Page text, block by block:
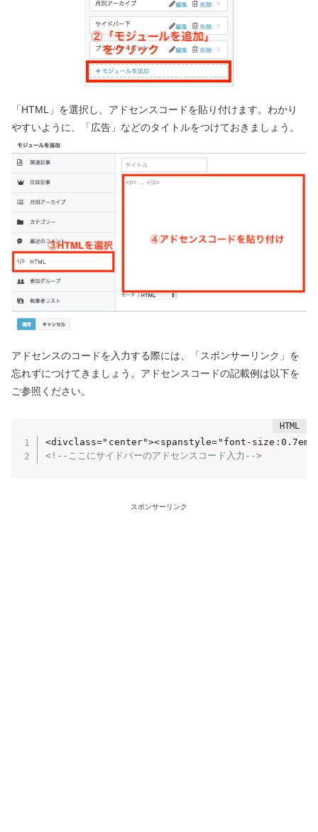
「HTML」を選択し、アドセンスコードを貼り付けます。わかり
やすいように、「広告」などのタイトルをつけておきましょう。
アドセンスのコードを入力する際には、「スポンサーリンク」を
忘れずにつけてきましょう。アドセンスコードの記載例は以下を
ご参照ください。
<divclass="center"><spanstyle="font-size:0.7em">
<!--ここにサイドバーのアドセンスコード入力-->
スポンサーリンク